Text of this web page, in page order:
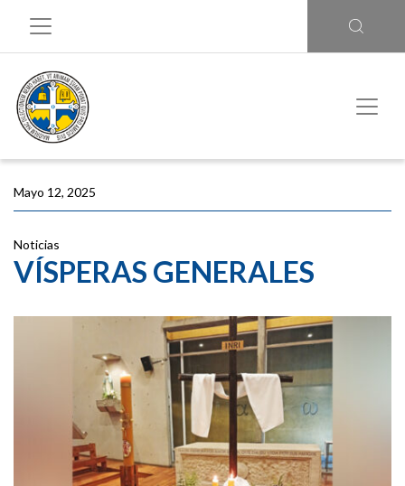
Mayo 12, 2025
Noticias
VÍSPERAS GENERALES